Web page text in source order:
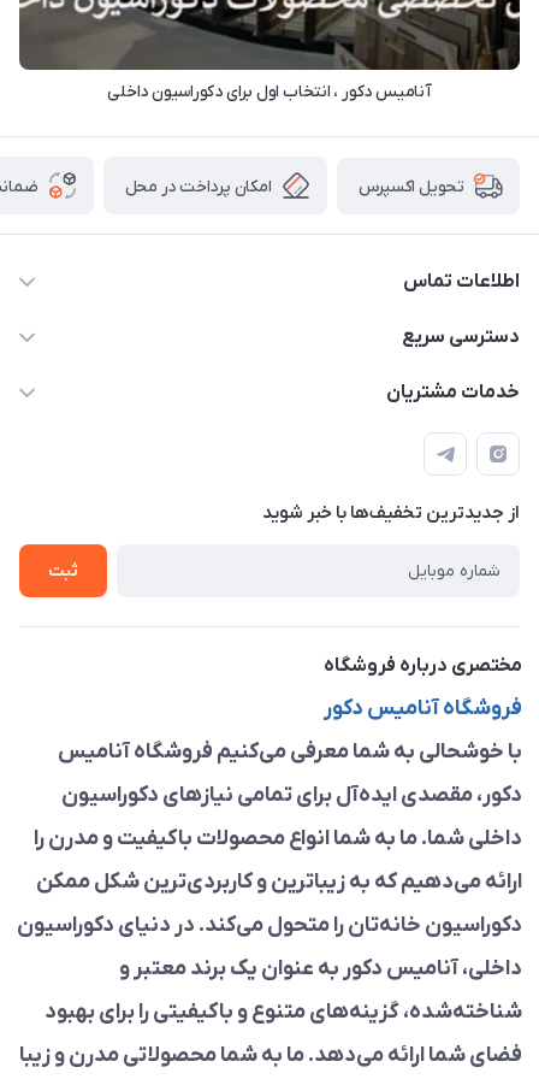
آنامیس دکور ، انتخاب اول برای دکوراسیون داخلی
تحویل اکسپرس امکان پرداخت در محل
اطلاعات تماس
09913878908 _ 09201096459 _ 021.28424157
دسترسی سریع
حساب کاربری
لیست محصولات
درباره ما
خدمات مشتریان
قوانین و مقررات
حریم خصوصی
راهنما
از جدید‌ترین تخفیف‌ها با‌ خبر شوید
ثبت
مختصری درباره فروشگاه
فروشگاه آنامیس دکور
با خوشحالی به شما معرفی می‌کنیم فروشگاه آنامیس
دکور، مقصدی ایده‌آل برای تمامی نیازهای دکوراسیون
داخلی شما. ما به شما انواع محصولات باکیفیت و مدرن را
ارائه می‌دهیم که به زیباترین و کاربردی‌ترین شکل ممکن
دکوراسیون خانه‌تان را متحول می‌کند. در دنیای دکوراسیون
داخلی، آنامیس دکور به عنوان یک برند معتبر و
شناخته‌شده، گزینه‌های متنوع و باکیفیتی را برای بهبود
فضای شما ارائه می‌دهد. ما به شما محصولاتی مدرن و زیبا